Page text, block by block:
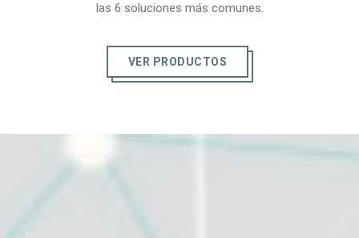
las 6 soluciones más comunes.
VER PRODUCTOS